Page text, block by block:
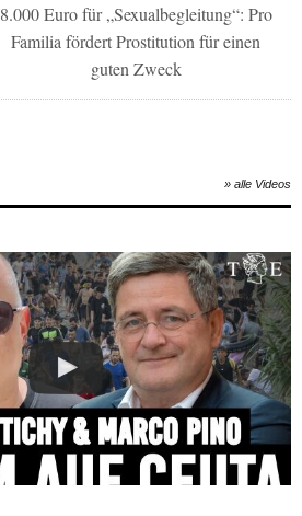
8.000 Euro für „Sexualbegleitung“: Pro
Familia fördert Prostitution für einen
guten Zweck
» alle Videos